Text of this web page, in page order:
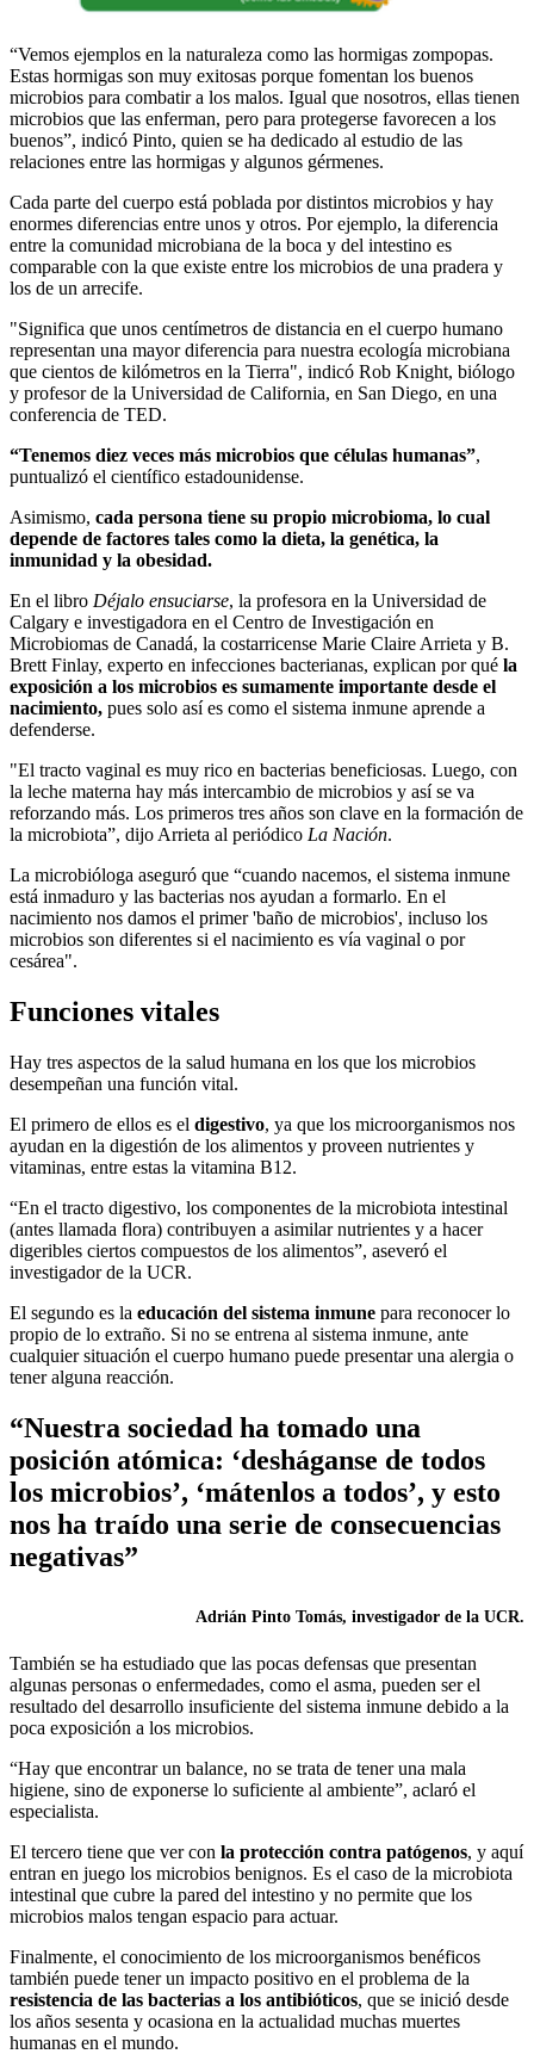
“Vemos ejemplos en la naturaleza como las hormigas zompopas.
Estas hormigas son muy exitosas porque fomentan los buenos
microbios para combatir a los malos. Igual que nosotros, ellas tienen
microbios que las enferman, pero para protegerse favorecen a los
buenos”, indicó Pinto, quien se ha dedicado al estudio de las
relaciones entre las hormigas y algunos gérmenes.
Cada parte del cuerpo está poblada por distintos microbios y hay
enormes diferencias entre unos y otros. Por ejemplo, la diferencia
entre la comunidad microbiana de la boca y del intestino es
comparable con la que existe entre los microbios de una pradera y
los de un arrecife.
"Significa que unos centímetros de distancia en el cuerpo humano
representan una mayor diferencia para nuestra ecología microbiana
que cientos de kilómetros en la Tierra", indicó Rob Knight, biólogo
y profesor de la Universidad de California, en San Diego, en una
conferencia de TED.
“Tenemos diez veces más microbios que células humanas”,
puntualizó el científico estadounidense.
Asimismo, cada persona tiene su propio microbioma, lo cual
depende de factores tales como la dieta, la genética, la
inmunidad y la obesidad.
En el libro Déjalo ensuciarse, la profesora en la Universidad de
Calgary e investigadora en el Centro de Investigación en
Microbiomas de Canadá, la costarricense Marie Claire Arrieta y B.
Brett Finlay, experto en infecciones bacterianas, explican por qué la
exposición a los microbios es sumamente importante desde el
nacimiento, pues solo así es como el sistema inmune aprende a
defenderse.
"El tracto vaginal es muy rico en bacterias beneficiosas. Luego, con
la leche materna hay más intercambio de microbios y así se va
reforzando más. Los primeros tres años son clave en la formación de
la microbiota”, dijo Arrieta al periódico La Nación.
La microbióloga aseguró que “cuando nacemos, el sistema inmune
está inmaduro y las bacterias nos ayudan a formarlo. En el
nacimiento nos damos el primer 'baño de microbios', incluso los
microbios son diferentes si el nacimiento es vía vaginal o por
cesárea".
Funciones vitales
Hay tres aspectos de la salud humana en los que los microbios
desempeñan una función vital.
El primero de ellos es el digestivo, ya que los microorganismos nos
ayudan en la digestión de los alimentos y proveen nutrientes y
vitaminas, entre estas la vitamina B12.
“En el tracto digestivo, los componentes de la microbiota intestinal
(antes llamada flora) contribuyen a asimilar nutrientes y a hacer
digeribles ciertos compuestos de los alimentos”, aseveró el
investigador de la UCR.
El segundo es la educación del sistema inmune para reconocer lo
propio de lo extraño. Si no se entrena al sistema inmune, ante
cualquier situación el cuerpo humano puede presentar una alergia o
tener alguna reacción.
“Nuestra sociedad ha tomado una
posición atómica: ‘desháganse de todos
los microbios’, ‘mátenlos a todos’, y esto
nos ha traído una serie de consecuencias
negativas”
Adrián Pinto Tomás, investigador de la UCR.
También se ha estudiado que las pocas defensas que presentan
algunas personas o enfermedades, como el asma, pueden ser el
resultado del desarrollo insuficiente del sistema inmune debido a la
poca exposición a los microbios.
“Hay que encontrar un balance, no se trata de tener una mala
higiene, sino de exponerse lo suficiente al ambiente”, aclaró el
especialista.
El tercero tiene que ver con la protección contra patógenos, y aquí
entran en juego los microbios benignos. Es el caso de la microbiota
intestinal que cubre la pared del intestino y no permite que los
microbios malos tengan espacio para actuar.
Finalmente, el conocimiento de los microorganismos benéficos
también puede tener un impacto positivo en el problema de la
resistencia de las bacterias a los antibióticos, que se inició desde
los años sesenta y ocasiona en la actualidad muchas muertes
humanas en el mundo.